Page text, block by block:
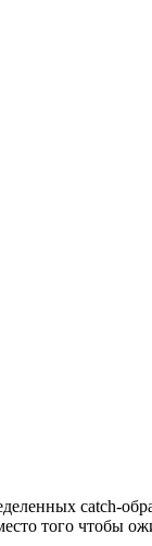
catch-
того чтобы